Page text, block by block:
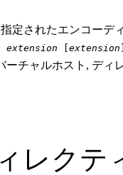
定されたエンコーデ
extension extension
チャルホスト, ディ
レクテ